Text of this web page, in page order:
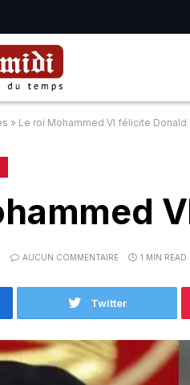
» Le roi Mohammed VI félicite Donald
AUCUN COMMENTAIRE 1 MIN READ
Twitter